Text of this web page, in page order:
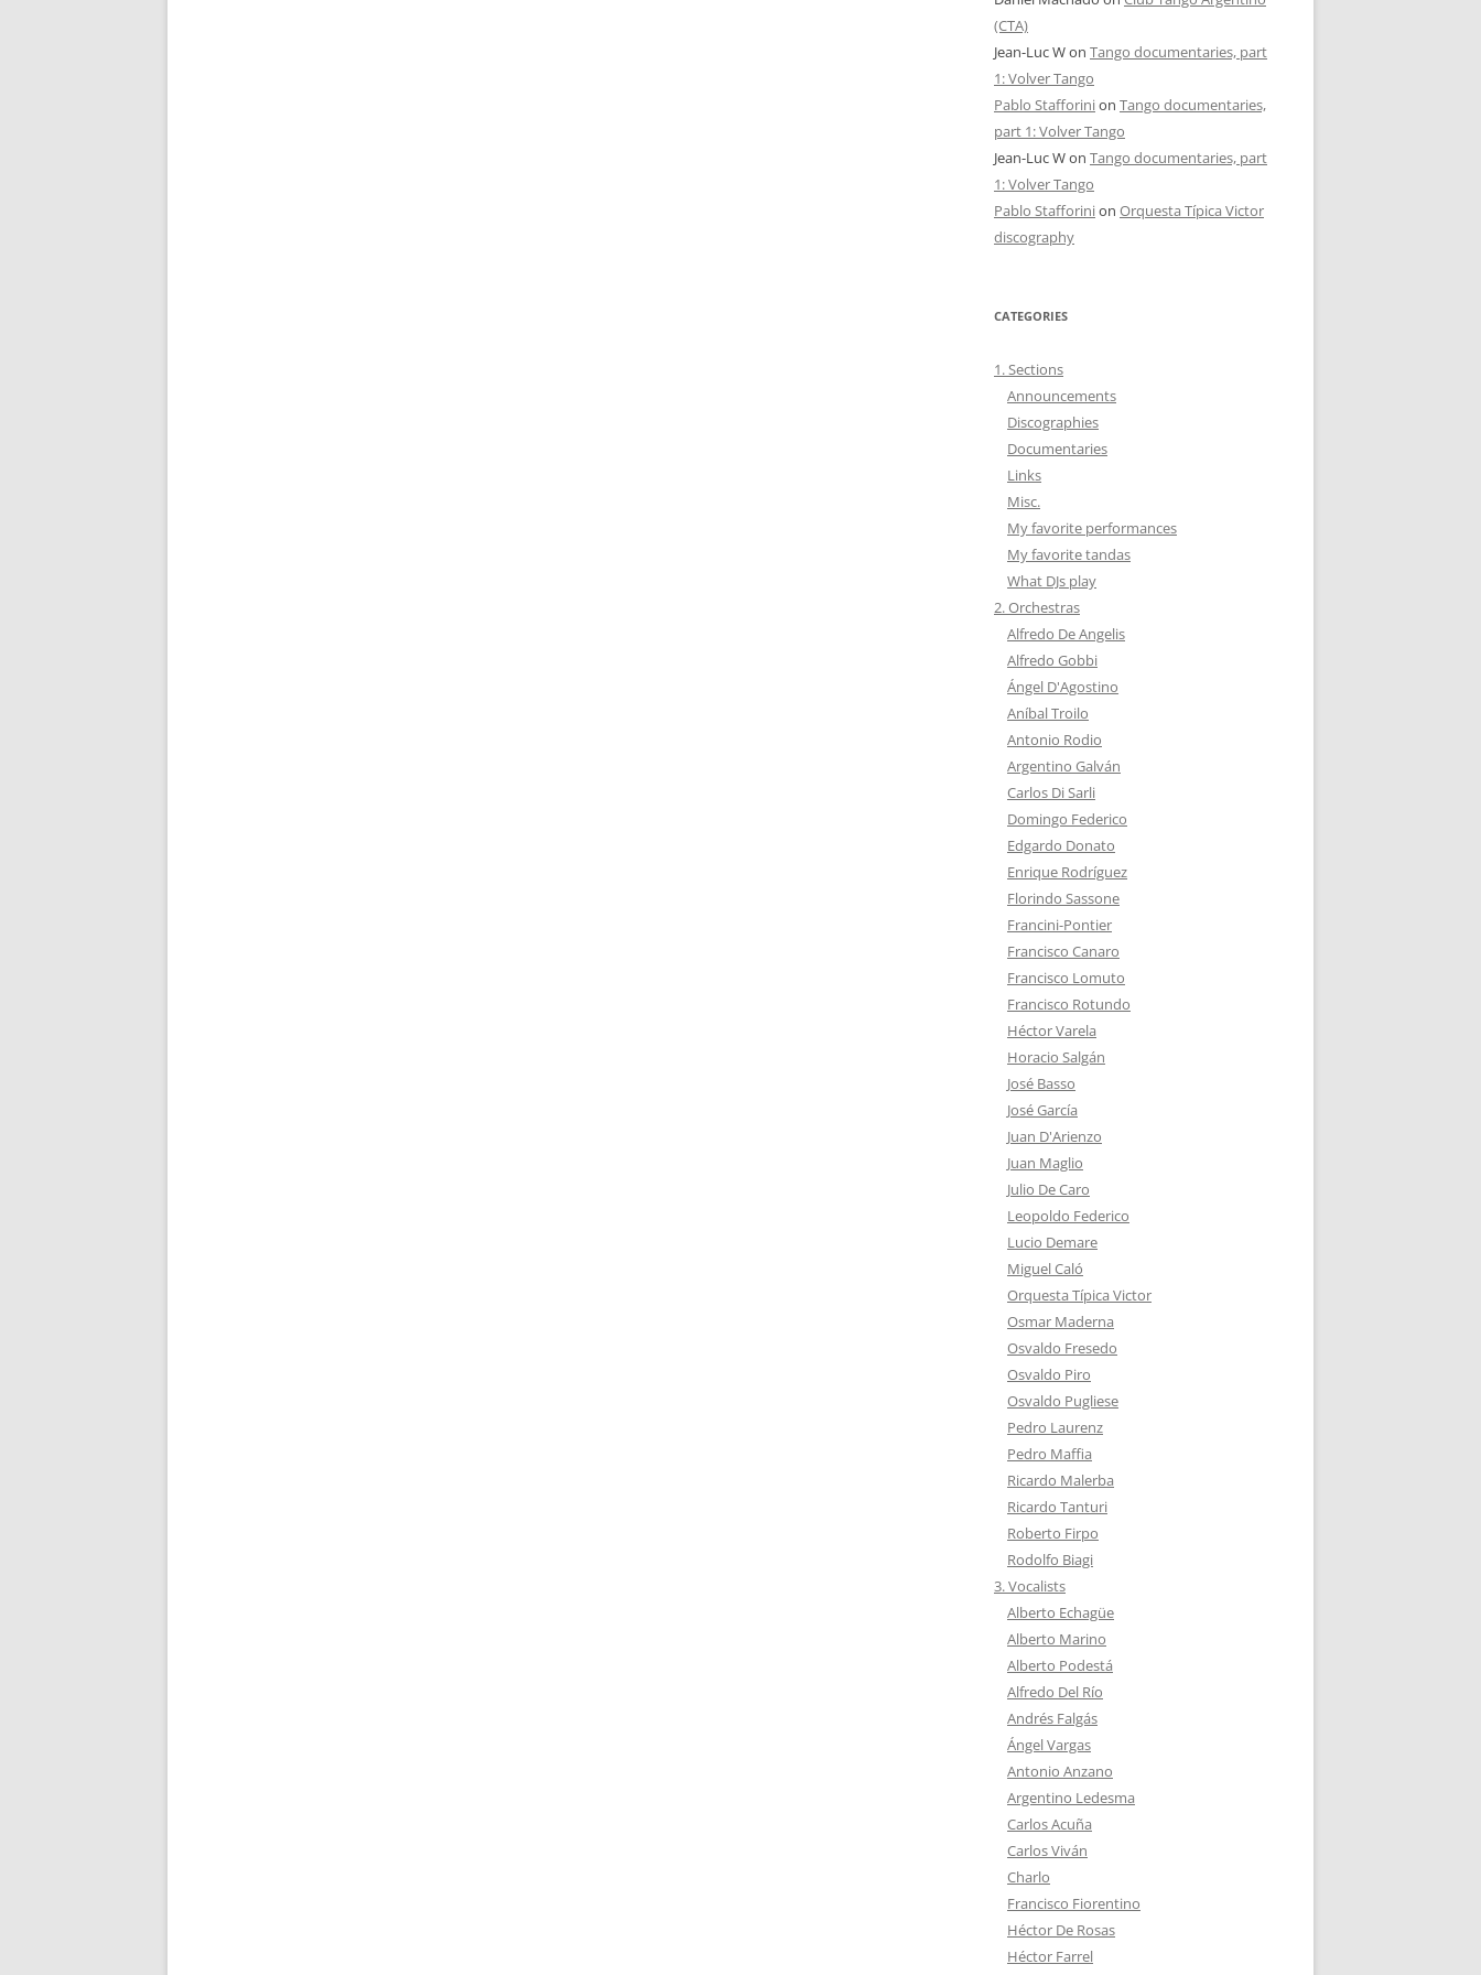
(CTA)
Jean-Luc Won Tango documentaries, part
1: Volver Tango
Pablo Stafforinion Tango documentaries,
part 1: Volver Tango
Jean-Luc Won Tango documentaries, part
1: Volver Tango
Pablo Stafforinion Orquesta Típica Victor
discography
CATEGORIES
1. Sections
Announcements
Discographies
Documentaries
Links
Misc.
My favorite performances
My favorite tandas
What DJs play
2. Orchestras
Alfredo De Angelis
Alfredo Gobbi
Ángel D'Agostino
Aníbal Troilo
Antonio Rodio
Argentino Galván
Carlos Di Sarli
Domingo Federico
Edgardo Donato
Enrique Rodríguez
Florindo Sassone
Francini-Pontier
Francisco Canaro
Francisco Lomuto
Francisco Rotundo
Héctor Varela
Horacio Salgán
José Basso
José García
Juan D'Arienzo
Juan Maglio
Julio De Caro
Leopoldo Federico
Lucio Demare
Miguel Caló
Orquesta Típica Victor
Osmar Maderna
Osvaldo Fresedo
Osvaldo Piro
Osvaldo Pugliese
Pedro Laurenz
Pedro Maffia
Ricardo Malerba
Ricardo Tanturi
Roberto Firpo
Rodolfo Biagi
3. Vocalists
Alberto Echagüe
Alberto Marino
Alberto Podestá
Alfredo Del Río
Andrés Falgás
Ángel Vargas
Antonio Anzano
Argentino Ledesma
Carlos Acuña
Carlos Viván
Charlo
Francisco Fiorentino
Héctor De Rosas
Héctor Farrel